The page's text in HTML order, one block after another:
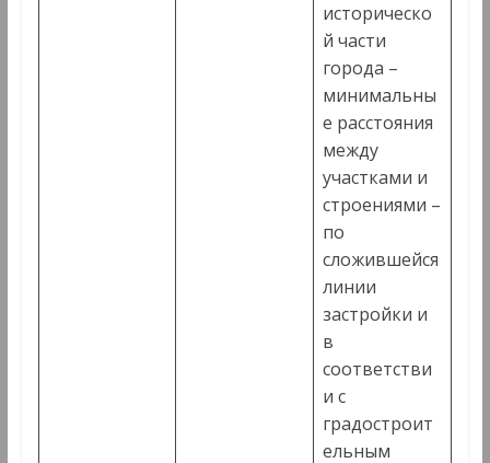
историческо
й части
города –
минимальны
е расстояния
между
участками и
строениями –
по
сложившейся
линии
застройки и
в
соответстви
и с
градостроит
ельным